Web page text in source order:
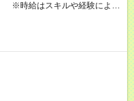
※時給はスキルや経験により